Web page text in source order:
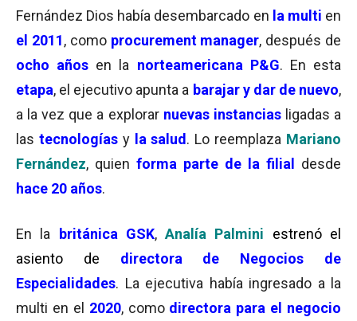
Fernández Dios había desembarcado en la multi en
el 2011, comoprocurement manager, después de
ocho años en la norteamericana P&G. En esta
etapa, el ejecutivo apunta a barajar y dar de nuevo,
a la vez que a explorar nuevas instanciasligadas a
las tecnologíasy la salud . Lo reemplaza Mariano
Fernández, quien forma parte de la filial
desde
hace 20 años.
En la británica GSK,Analía Palmini estrenó el
asiento de directora de Negocios de
Especialidades. La ejecutiva había ingresado a la
multi en el 2020, como directora para el negocio